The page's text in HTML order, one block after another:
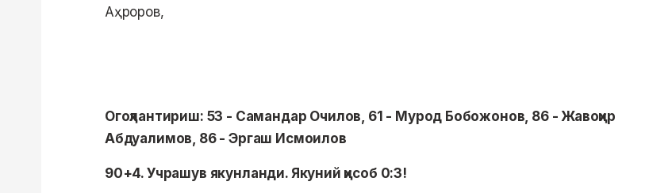
Аҳроров,
Огоҳлантириш: 53 - Самандар Очилов, 61 - Мурод Бобожонов, 86 - Жавоҳир
Абдуалимов, 86 - Эргаш Исмоилов
90+4. Учрашув якунланди. Якуний ҳисоб 0:3!